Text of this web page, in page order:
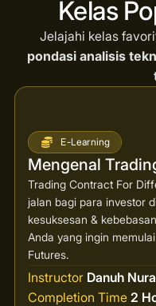
Kelas
Jelajahi kelas
pondasi analisis
E-Learning
Mengenal
Trading Contract For
jalan bagi para investor
kesuksesan &
Anda yang ingin
Futures.
Instructor Danuh
Completion Time 2